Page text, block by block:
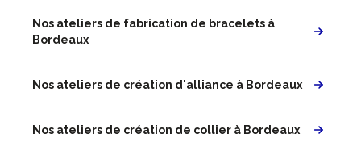
Nos ateliers de fabrication de bracelets à
Bordeaux
Nos ateliers de création d'alliance à Bordeaux
Nos ateliers de création de collier à Bordeaux